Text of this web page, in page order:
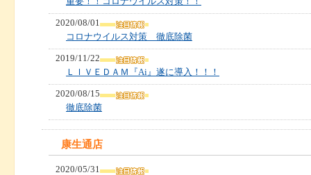
2020/08/01
コロナウイルス対策 徹底除菌
2019/11/22
ＬＩＶＥＤＡＭ『Ai』遂に導入！！！
2020/08/15
徹底除菌
康生通店
2020/05/31